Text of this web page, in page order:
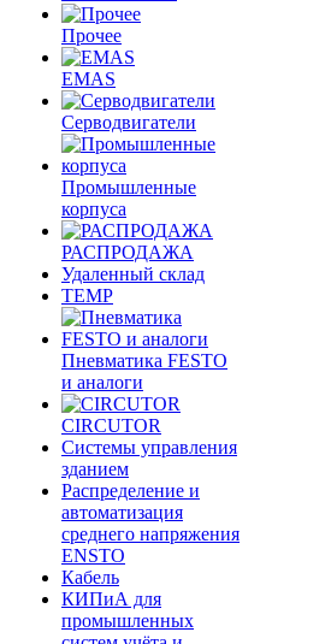
Прочее
EMAS
Cерводвигатели
Промышленные
корпуса
РАСПРОДАЖА
Удаленный склад
TEMP
Пневматика FESTO
и аналоги
CIRCUTOR
Системы управления
зданием
Распределение и
автоматизация
среднего напряжения
ENSTO
Кабель
КИПиА для
промышленных